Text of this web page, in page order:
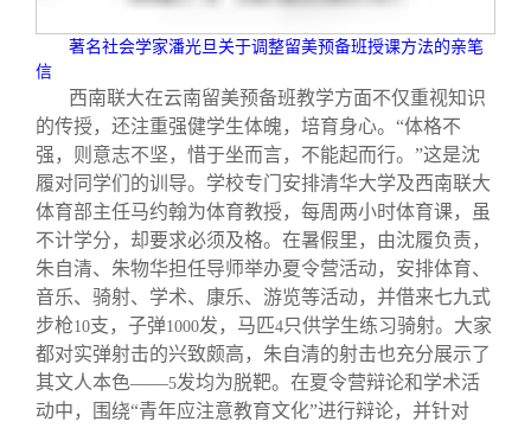
著名社会学家潘光旦关于调整留美预备班授课方法的亲笔
信
西南联大在云南留美预备班教学方面不仅重视知识
的传授，还注重强健学生体魄，培育身心。“体格不
强，则意志不坚，惜于坐而言，不能起而行。”这是沈
履对同学们的训导。学校专门安排清华大学及西南联大
体育部主任马约翰为体育教授，每周两小时体育课，虽
不计学分，却要求必须及格。在暑假里，由沈履负责，
朱自清、朱物华担任导师举办夏令营活动，安排体育、
音乐、骑射、学术、康乐、游览等活动，并借来七九式
步枪10支，子弹1000发，马匹4只供学生练习骑射。大家
都对实弹射击的兴致颇高，朱自清的射击也充分展示了
其文人本色——5发均为脱靶。在夏令营辩论和学术活
动中，围绕“青年应注意教育文化”进行辩论，并针对